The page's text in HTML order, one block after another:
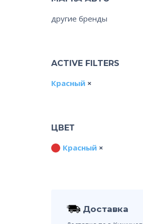
другие бренды
ACTIVE FILTERS
Красный
ЦВЕТ
Красный
Доставка